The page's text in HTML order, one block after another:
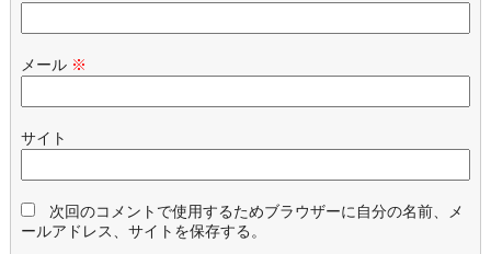
メール ※
サイト
次回のコメントで使用するためブラウザーに自分の名前、メ
ールアドレス、サイトを保存する。